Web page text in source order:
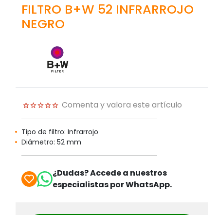
FILTRO B+W 52 INFRARROJO
NEGRO
Comenta y valora este artículo
Tipo de filtro: Infrarrojo
Diámetro: 52 mm
¿Dudas? Accede a nuestros
especialistas por WhatsApp.